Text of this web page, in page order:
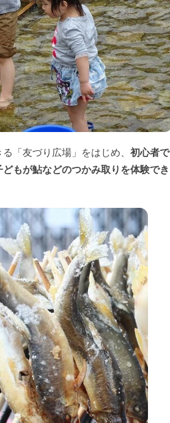
「友づり広場」をはじめ、 初心者で
もが鮎などのつかみ取りを体験でき